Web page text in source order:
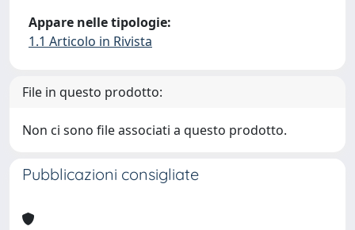
Appare nelle tipologie:
1.1 Articolo in Rivista
File in questo prodotto:
Non ci sono file associati a questo prodotto.
Pubblicazioni consigliate